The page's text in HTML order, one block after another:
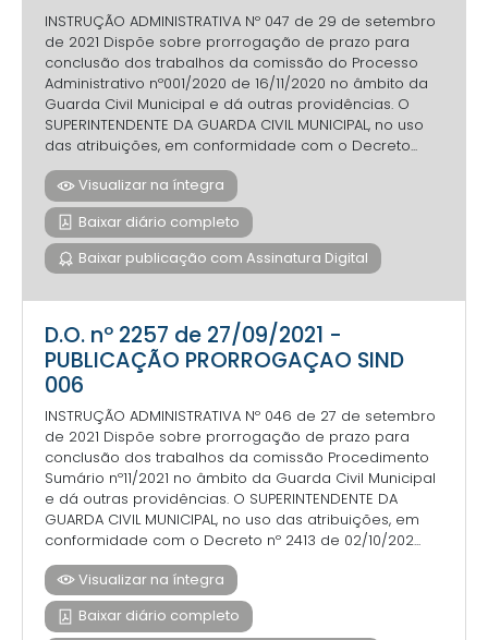
INSTRUÇÃO ADMINISTRATIVA Nº 047 de 29 de setembro
de 2021 Dispõe sobre prorrogação de prazo para
conclusão dos trabalhos da comissão do Processo
Administrativo nº001/2020 de 16/11/2020 no âmbito da
Guarda Civil Municipal e dá outras providências. O
SUPERINTENDENTE DA GUARDA CIVIL MUNICIPAL, no uso
das atribuições, em conformidade com o Decreto...
Visualizar na íntegra
Baixar diário completo
Baixar publicação com Assinatura Digital
D.O. nº 2257 de 27/09/2021 -
PUBLICAÇÃO PRORROGAÇAO SIND
006
INSTRUÇÃO ADMINISTRATIVA Nº 046 de 27 de setembro
de 2021 Dispõe sobre prorrogação de prazo para
conclusão dos trabalhos da comissão Procedimento
Sumário nº11/2021 no âmbito da Guarda Civil Municipal
e dá outras providências. O SUPERINTENDENTE DA
GUARDA CIVIL MUNICIPAL, no uso das atribuições, em
conformidade com o Decreto nº 2413 de 02/10/202...
Visualizar na íntegra
Baixar diário completo